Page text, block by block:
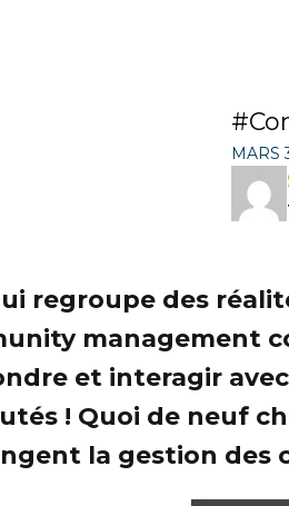
MARS
regroupe des
management
et interagir
! Quoi de neuf
la gestion des